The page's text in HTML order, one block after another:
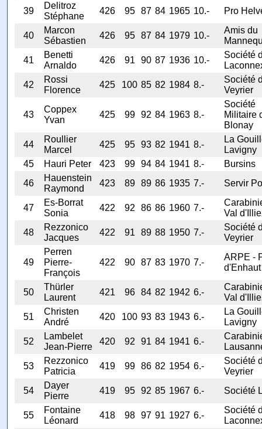
39
Delitroz
Stéphane
426 95 87 84 1965 10.- Pro
40
Marcon
Sébastien
426 95 87 84 1979 10.-
Amis du
41
Benetti
Arnaldo
426 91 90 87 1936 10.-
Société
42
Rossi
Florence
425 100 85 82 1984 8.-
Société
Veyrier
43
Coppex
Yvan
425 99 92 84 1963 8.-
Société
Militaire
Blonay
44
Roullier
Marcel
425 95 93 82 1941 8.-
La
Lavigny
45
Hauri Peter 423 99 94 84 1941 8.-
Bursins
46
Hauenstein
Raymond
423 89 89 86 1935 7.- Servir
47
Es-Borrat
Sonia
422 92 86 86 1960 7.-
Val
48
Rezzonico
Jacques
422 91 89 88 1950 7.-
Société
Veyrier
49
Perren
Pierre-
François
422 90 87 83 1970 7.-
ARPE -
d'Enhaut
50
Thürler
Laurent
421 96 84 82 1942 6.-
Val
51
Christen
André
420 100 93 83 1943 6.-
La
Lavigny
52
Lambelet
Jean-Pierre
420 92 91 84 1941 6.-
53
Rezzonico
Patricia
419 99 86 82 1954 6.-
Société
Veyrier
54
Dayer
Pierre
419 95 92 85 1967 6.- Société
55
Fontaine
Léonard
418 98 97 91 1927 6.-
Société